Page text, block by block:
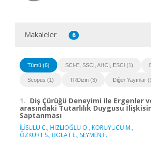
Makaleler 6
Tümü (6) SCI-E, SSCI, AHCI, ESCI (1)
Scopus (1) TRDizin (3) Diğer Yayınlar
1. Diş Çürüğü Deneyimi ile Ergenler
arasındaki Tutarlılık Duygusu
Saptanması
İLİSULU C., HIZLIOĞLU Ö., KORUYUCU M.,
ÖZKURT S., BOLAT E., SEYMEN F.